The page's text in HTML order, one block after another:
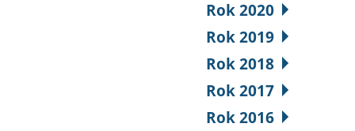
Rok 2020
Rok 2019
Rok 2018
Rok 2017
Rok 2016